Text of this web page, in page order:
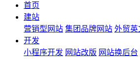
首页
建站
营销型网站 集团品牌网站 外贸英
开发
小程序开发 网站改版 网站换后台